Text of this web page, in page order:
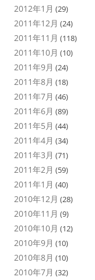
2012年1月 (29)
2011年12月 (24)
2011年11月 (118)
2011年10月 (10)
2011年9月 (24)
2011年8月 (18)
2011年7月 (46)
2011年6月 (89)
2011年5月 (44)
2011年4月 (34)
2011年3月 (71)
2011年2月 (59)
2011年1月 (40)
2010年12月 (28)
2010年11月 (9)
2010年10月 (12)
2010年9月 (10)
2010年8月 (10)
2010年7月 (32)